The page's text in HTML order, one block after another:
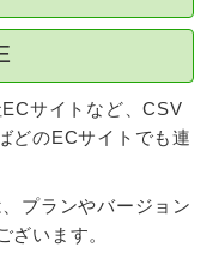
サイトなど、CSV
どのECサイトでも連
プランやバージョン
ざいます。